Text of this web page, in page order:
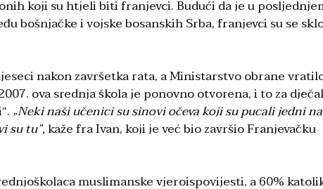
koji su htjeli biti franjevci. Budući da je u
bošnjačke i vojske bosanskih Srba, franjevci su se
nakon završetka rata, a Ministarstvo obrane
ova srednja škola je ponovno otvorena, i to za
„Neki naši učenici su sinovi očeva koji su pucali jedni na
su tu”,kaže fra Ivan, koji je već bio završio Franjevačku
muslimanske vjeroispovijesti, a 60%